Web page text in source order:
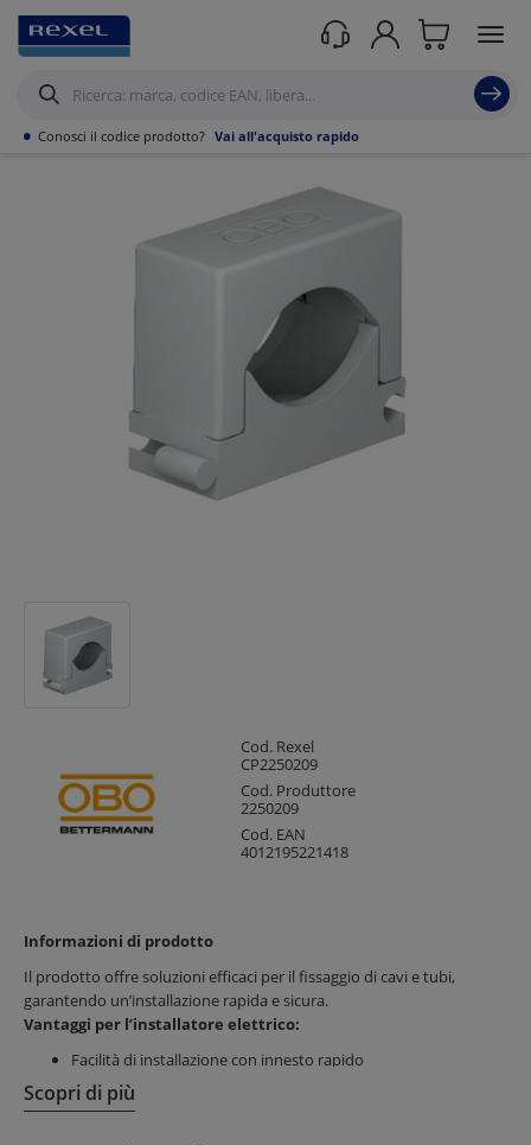
• Conosci il codice prodotto? Vai all'acquisto rapido
Prodotti /Canalizzazioni Tubo PVC,Metallo,Guaine e Accessori /Tubo Rigido
PVC e accessori/
Cod. Rexel
CP2250209
Cod. Produttore
2250209
Cod. EAN
4012195221418
Informazioni di prodotto
Il prodotto offre soluzioni efficaci per il fissaggio di cavi e tubi,
garantendo un’installazione rapida e sicura.
Vantaggi per l’installatore elettrico:
Facilità di installazione con innesto rapido
Fissaggio versatile tramite base adesiva o vite M6
Risparmio di tempo grazie alla possibilità di accoppiare
Scopri di più